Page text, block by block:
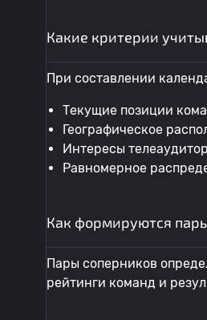
Какие критерии
При составлении
Текущие позиции
Географическое
Интересы
Равномерное
Как формируются
Пары соперников
рейтинги команд и